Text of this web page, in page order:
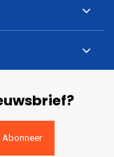
Abonneer